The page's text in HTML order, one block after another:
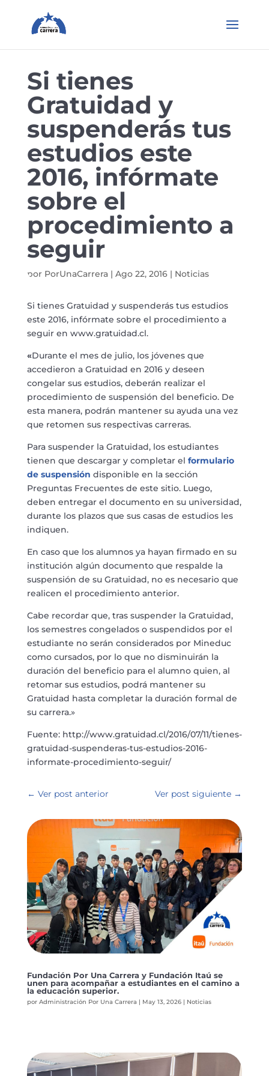
Si tienes
Gratuidad y
suspenderás tus
estudios este
2016, infórmate
sobre el
procedimiento a
seguir
por PorUnaCarrera| Ago 22, 2016| Noticias
Si tienes Gratuidad y suspenderás tus estudios
este 2016, infórmate sobre el procedimiento a
seguir en www.gratuidad.cl.
«Durante el mes de julio, los jóvenes que
accedieron a Gratuidad en 2016 y deseen
congelar sus estudios, deberán realizar el
procedimiento de suspensión del beneficio. De
esta manera, podrán mantener su ayuda una vez
que retomen sus respectivas carreras.
Para suspender la Gratuidad, los estudiantes
tienen que descargar y completar el formulario
de suspensión disponible en la sección
Preguntas Frecuentes de este sitio. Luego,
deben entregar el documento en su universidad,
durante los plazos que sus casas de estudios les
indiquen.
En caso que los alumnos ya hayan firmado en su
institución algún documento que respalde la
suspensión de su Gratuidad, no es necesario que
realicen el procedimiento anterior.
Cabe recordar que, tras suspender la Gratuidad,
los semestres congelados o suspendidos por el
estudiante no serán considerados por Mineduc
como cursados, por lo que no disminuirán la
duración del beneficio para el alumno quien, al
retomar sus estudios, podrá mantener su
Gratuidad hasta completar la duración formal de
su carrera.»
Fuente: http://www.gratuidad.cl/2016/07/11/tienes-
gratuidad-suspenderas-tus-estudios-2016-
informate-procedimiento-seguir/
← Ver post anterior Ver post siguiente →
Fundación Por Una Carrera y Fundación Itaú se
unen para acompañar a estudiantes en el camino a
la educación superior.
por Administración Por Una Carrera | May 13, 2026| Noticias